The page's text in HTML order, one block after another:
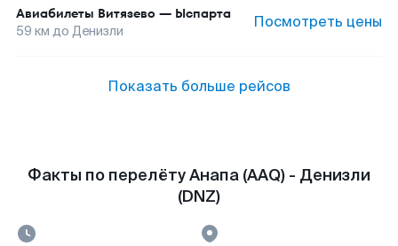
Авиабилеты Витязево — Ыспарта
59 км до Денизли Посмотреть цены
Показать больше рейсов
Факты по перелёту Анапа (AAQ) - Денизли
(DNZ)